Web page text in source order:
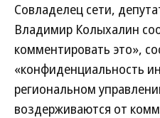
Совладелец сети,
Владимир Колыхалин
комментировать это»,
«конфиденциальность
региональном
воздерживаются от